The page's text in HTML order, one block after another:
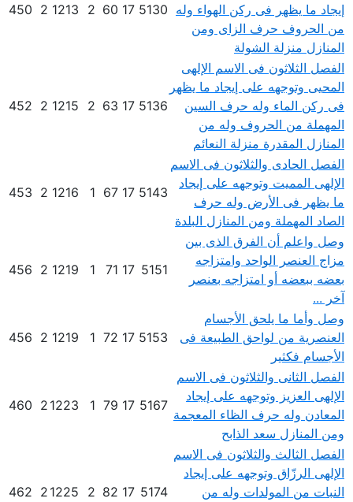
إيجاد ما يظهر فى ركن الهواء وله
من الحروف حرف الزاى ومن
المنازل منزلة الشولة
5130
17
60
2
1213
2
450
الفصل الثلاثون فى الاسم الإلهى
المحيى وتوجهه على إيجاد ما يظهر
فى ركن الماء وله حرف السين
المهملة من الحروف وله من
المنازل المقدرة منزلة النعائم
5136
17
63
2
1215
2
452
الفصل الحادى والثلاثون فى الاسم
الإلهى المميت وتوجهه على إيجاد
ما يظهر فى الأرض وله حرف
الصاد المهملة ومن المنازل البلدة
5143
17
67
1
1216
2
453
وصل واعلم أن الفرق الذى بين
مزاج العنصر الواحد وامتزاجه
بعضه ببعضه أو امتزاجه بعنصر
آخر ...
5151
17
71
1
1219
2
456
وصل وأما ما يلحق الأجسام
العنصرية من لواحق الطبيعة فى
الأجسام فكثير
5153
17
72
1
1219
2
456
الفصل الثانى والثلاثون فى الاسم
الإلهى العزيز وتوجهه على إيجاد
المعادن وله حرف الظاء المعجمة
ومن المنازل سعد الذابح
5167
17
79
1
1223
2
460
الفصل الثالث والثلاثون فى الاسم
الإلهى الرزّاق وتوجهه على إيجاد
النبات من المولدات وله من
5174
17
82
2
1225
2
462